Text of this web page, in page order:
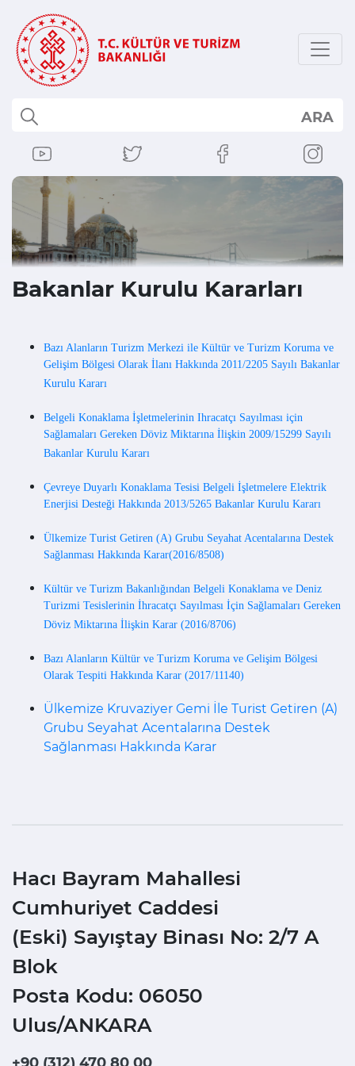
ARA
Bakanlar Kurulu Kararları
Bazı Alanların Turizm Merkezi ile Kültür ve Turizm Koruma ve
Gelişim Bölgesi Olarak İlanı Hakkında 2011/2205 Sayılı Bakanlar
Kurulu Kararı
Belgeli Konaklama İşletmelerinin Ihracatçı Sayılması için
Sağlamaları Gereken Döviz Miktarına İlişkin 2009/15299 Sayılı
Bakanlar Kurulu Kararı
Çevreye Duyarlı Konaklama Tesisi Belgeli İşletmelere Elektrik
Enerjisi Desteği Hakkında 2013/5265 Bakanlar Kurulu Kararı
Ülkemize Turist Getiren (A) Grubu Seyahat Acentalarına Destek
Sağlanması Hakkında Karar(2016/8508)
Kültür ve Turizm Bakanlığından Belgeli Konaklama ve Deniz
Turizmi Tesislerinin İhracatçı Sayılması İçin Sağlamaları Gereken
Döviz Miktarına İlişkin Karar (2016/8706)
Bazı Alanların Kültür ve Turizm Koruma ve Gelişim Bölgesi
Olarak Tespiti Hakkında Karar (2017/11140)
Ülkemize Kruvaziyer Gemi İle Turist Getiren (A)
Grubu Seyahat Acentalarına Destek
Sağlanması Hakkında Karar
Hacı Bayram Mahallesi
Cumhuriyet Caddesi
(Eski) Sayıştay Binası No: 2/7 A
Blok
Posta Kodu: 06050
Ulus/ANKARA